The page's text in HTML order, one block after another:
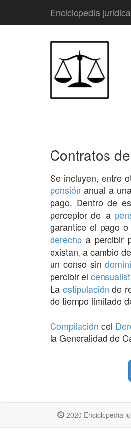
Enciclopedia juridica
Contratos
Se incluyen, entre
pensión anual a
pago. Dentro de
perceptor de la
garantice el pago
derecho a percibir
existan, a cambio
un censo sin
percibir el
La estipulación de
de tiempo limitado
Compilación del
la Generalidad de
2020 Enciclopedia